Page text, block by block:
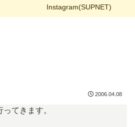
Instagram(SUPNET)
2006.04.08
てきます。